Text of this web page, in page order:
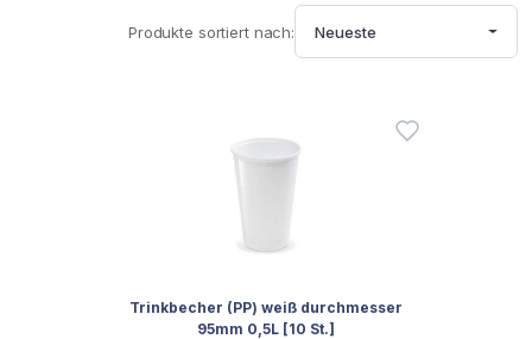
Produkte sortiert nach: Neueste
Trinkbecher (PP) weiß durchmesser
95mm 0,5L [10 St.]